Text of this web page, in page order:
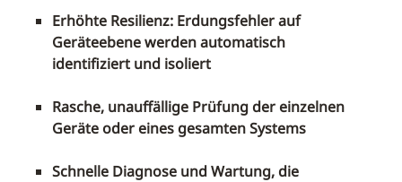
Erhöhte Resilienz: Erdungsfehler auf
Geräteebene werden automatisch
identifiziert und isoliert
Rasche, unauffällige Prüfung der einzelnen
Geräte oder eines gesamten Systems
Schnelle Diagnose und Wartung, die